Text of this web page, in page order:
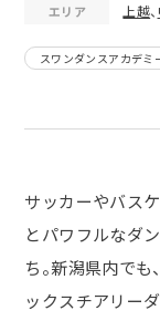
エリア 上越、
スワンダンスアカデミ
サッカーやバス
とパワフルなダ
ち。新潟県内で
ックスチアリー